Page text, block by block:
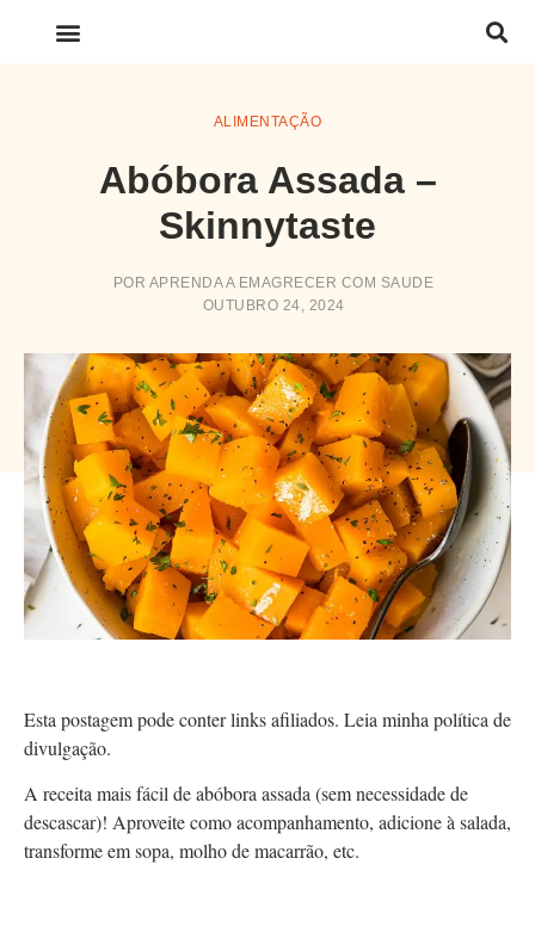
ALIMENTAÇÃO
Abóbora Assada –
Skinnytaste
POR APRENDA A EMAGRECER COM SAUDE
OUTUBRO 24, 2024
Esta postagem pode conter links afiliados. Leia minha política de
divulgação.
A receita mais fácil de abóbora assada (sem necessidade de
descascar)! Aproveite como acompanhamento, adicione à salada,
transforme em sopa, molho de macarrão, etc.